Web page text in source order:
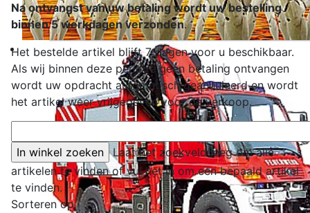
Na ontvangst van uw betaling wordt uw bestelling
binnen 5 werkdagen verzonden.
Het bestelde artikel blijft 7 dagen voor u beschikbaar.
Als wij binnen deze periode geen betaling ontvangen
wordt uw opdracht automatisch geannuleerd en wordt
het artikel weer vrijgegeven voor de verkoop.
Laat het zoekveld leeg om alle
artikelen te vinden of vul het in om een bepaald artikel
te vinden.
Sorteren op